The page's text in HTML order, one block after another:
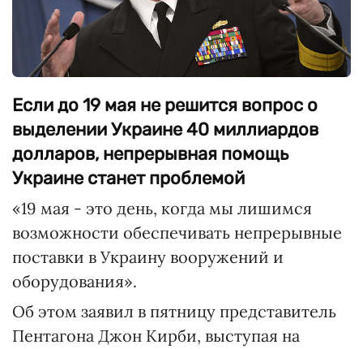
Если до 19 мая не решится вопрос о
выделении Украине 40 миллиардов
долларов, непрерывная помощь
Украине станет проблемой
«19 мая - это день, когда мы лишимся
возможности обеспечивать непрерывные
поставки в Украину вооружений и
оборудования».
Об этом заявил в пятницу представитель
Пентагона Джон Кирби, выступая на